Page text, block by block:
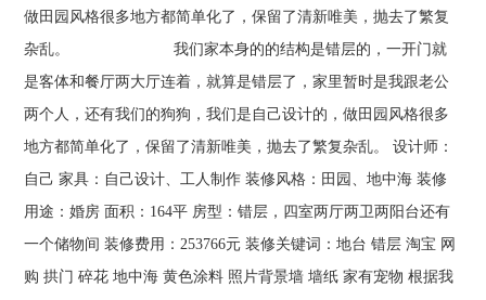
做田园风格很多地方都简单化了，保留了清新唯美，抛去了繁复
杂乱。 我们家本身的的结构是错层的，一开门就
是客体和餐厅两大厅连着，就算是错层了，家里暂时是我跟老公
两个人，还有我们的狗狗，我们是自己设计的，做田园风格很多
地方都简单化了，保留了清新唯美，抛去了繁复杂乱。 设计师：
自己 家具：自己设计、工人制作 装修风格：田园、地中海 装修
用途：婚房 面积：164平 房型：错层，四室两厅两卫两阳台还有
一个储物间 装修费用：253766元 装修关键词：地台 错层 淘宝 网
购 拱门 碎花 地中海 黄色涂料 照片背景墙 墙纸 家有宠物 根据我